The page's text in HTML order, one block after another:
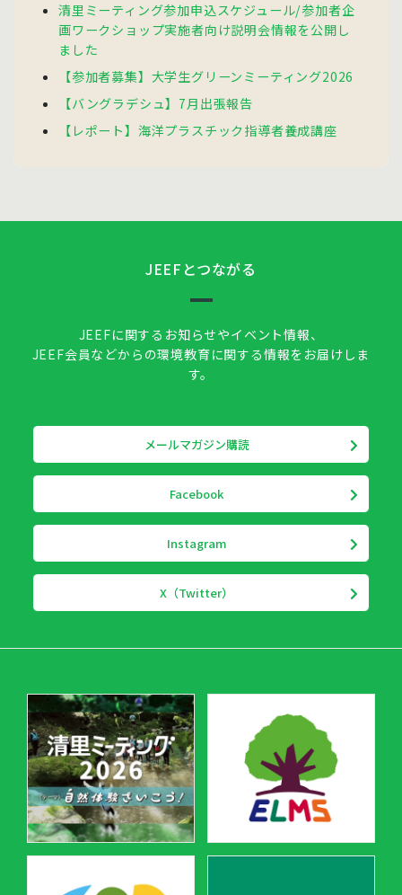
清里ミーティング参加申込スケジュール/参加者企
画ワークショップ実施者向け説明会情報を公開し
ました
【参加者募集】大学生グリーンミーティング2026
【バングラデシュ】7月出張報告
【レポート】海洋プラスチック指導者養成講座
JEEFとつながる
JEEFに関するお知らせやイベント情報、
JEEF会員などからの環境教育に関する情報をお届けしま
す。
メールマガジン購読
Facebook
Instagram
X（Twitter）